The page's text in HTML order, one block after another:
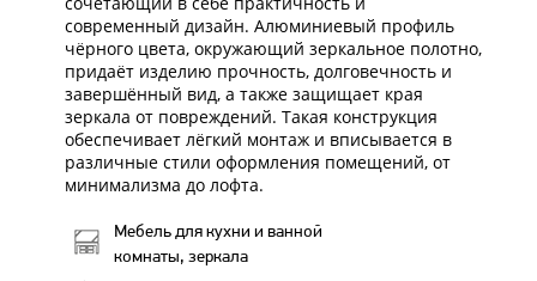
современный дизайн. Алюминиевый профиль
чёрного цвета, окружающий зеркальное полотно,
придаёт изделию прочность, долговечность и
завершённый вид, а также защищает края
зеркала от повреждений. Такая конструкция
обеспечивает лёгкий монтаж и вписывается в
различные стили оформления помещений, от
минимализма до лофта.
Мебель для кухни и ванной
комнаты, зеркала